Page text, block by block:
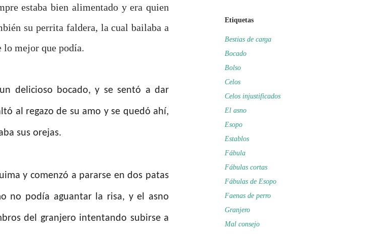
estaba bien alimentado y era quien
su perrita faldera, la cual bailaba a
lo mejor que podía.
delicioso bocado, y se sentó a dar
al regazo de su amo y se quedó ahí,
sus orejas.
y comenzó a pararse en dos patas
no podía aguantar la risa, y el asno
del granjero intentando subirse a
Etiquetas
Bestias de carga
Bocado
Bolso
Celos
Celos injustificados
El asno
Esopo
Establos
Fábula
Fábulas cortas
Fábulas de Esopo
Faenas de perro
Granjero
Mal consejo